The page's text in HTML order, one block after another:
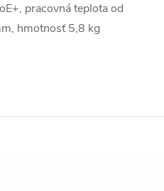
pracovná teplota od
hmotnosť 5,8 kg